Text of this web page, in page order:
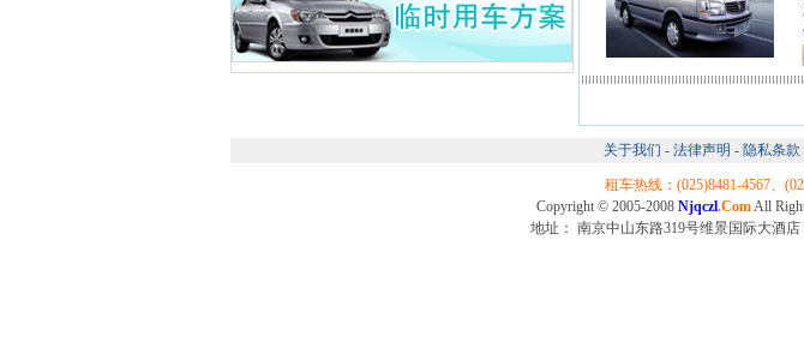
关于我们 - 法律声明 - 隐私条款
租车热线：(025)8481-4567、
Copyright © 2005-2008 Njqczl.ComAll
地址： 南京中山东路319号维景国际大酒